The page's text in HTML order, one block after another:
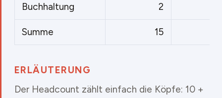
Buchhaltung 2
Summe 15
ERLÄUTERUNG
Der Headcount zählt einfach die Köpfe: 10 +